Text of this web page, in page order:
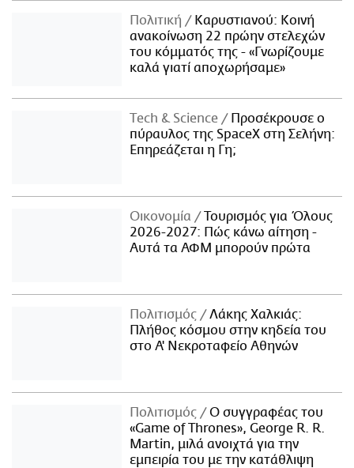
Πολιτική
Καρυστιανού: Κοινή
ανακοίνωση 22 πρώην στελεχών
του κόμματός της - «Γνωρίζουμε
καλά γιατί αποχωρήσαμε»
Τech & Science
Προσέκρουσε ο
πύραυλος της SpaceX στη Σελήνη:
Επηρεάζεται η Γη;
Οικονομία
Τουρισμός για Όλους
2026-2027: Πώς κάνω αίτηση -
Αυτά τα ΑΦΜ μπορούν πρώτα
Πολιτισμός
Λάκης Χαλκιάς:
Πλήθος κόσμου στην κηδεία του
στο Α' Νεκροταφείο Αθηνών
Πολιτισμός
Ο συγγραφέας του
«Game of Thrones», George R. R.
Martin, μιλά ανοιχτά για την
εμπειρία του με την κατάθλιψη